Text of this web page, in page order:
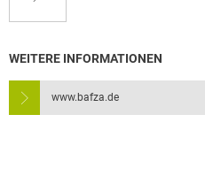
WEITERE INFORMATIONEN
www.bafza.de